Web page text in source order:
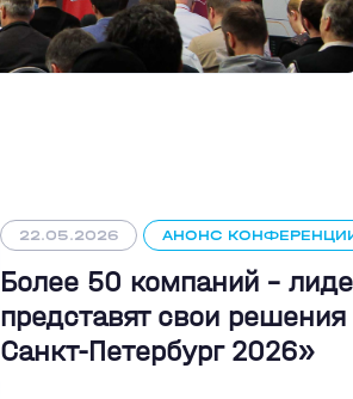
22.05.2026 АНОНС
Более 50 компаний -
представят свои
Санкт-Петербург 2026»